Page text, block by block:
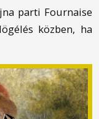
parti Fournaise
közben, ha